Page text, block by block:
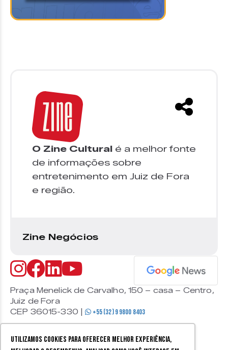
Utilizamos cookies para oferecer melhor experiência,
O Zine Cultural é a melhor fonte
de informações sobre
entretenimento em Juiz de Fora
e região.
Zine Negócios
Praça Menelick de Carvalho, 150 – casa – Centro,
Juiz de Fora
CEP 36015-330 |
+55 (32) 9 9800 8403